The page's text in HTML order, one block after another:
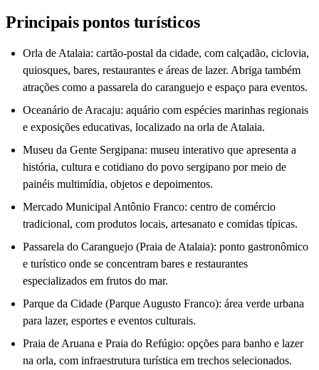
Principais pontos turísticos
Orla de Atalaia: cartão-postal da cidade, com calçadão, ciclovia,
quiosques, bares, restaurantes e áreas de lazer. Abriga também
atrações como a passarela do caranguejo e espaço para eventos.
Oceanário de Aracaju: aquário com espécies marinhas regionais
e exposições educativas, localizado na orla de Atalaia.
Museu da Gente Sergipana: museu interativo que apresenta a
história, cultura e cotidiano do povo sergipano por meio de
painéis multimídia, objetos e depoimentos.
Mercado Municipal Antônio Franco: centro de comércio
tradicional, com produtos locais, artesanato e comidas típicas.
Passarela do Caranguejo (Praia de Atalaia): ponto gastronômico
e turístico onde se concentram bares e restaurantes
especializados em frutos do mar.
Parque da Cidade (Parque Augusto Franco): área verde urbana
para lazer, esportes e eventos culturais.
Praia de Aruana e Praia do Refúgio: opções para banho e lazer
na orla, com infraestrutura turística em trechos selecionados.